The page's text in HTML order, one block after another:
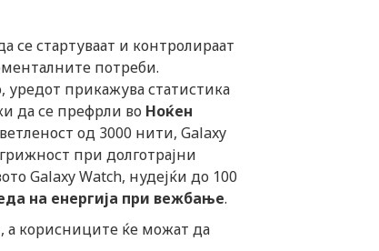
се стартуваат и контролираат
потреби.
уредот прикажува статистика
да се префрли во Ноќен
од 3000 нити, Galaxy
при долготрајни
Galaxy Watch, нудејќи до 100
на енергија при вежбање.
а корисниците ќе можат да